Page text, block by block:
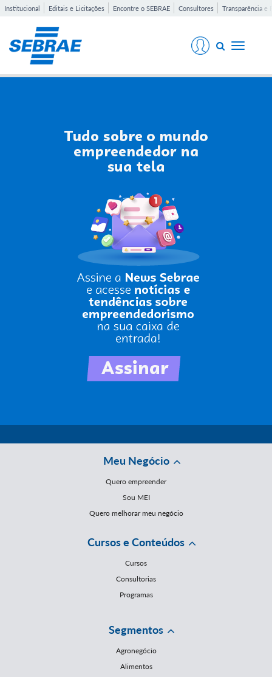
Institucional Editais e Licitações Encontre o SEBRAE Consultores Transparência e
Toggle
Meu Negócio
Quero empreender
Sou MEI
Quero melhorar meu negócio
Cursos e Conteúdos
Cursos
Consultorias
Programas
Segmentos
Agronegócio
Alimentos